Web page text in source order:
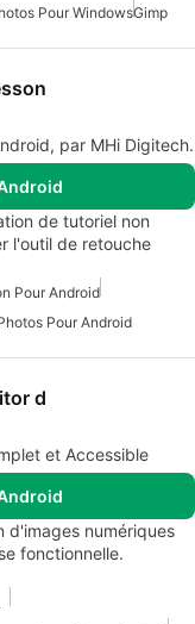
Pour WindowsGimp
par MHi Digitech.
de tutoriel non
l'outil de retouche
Pour Android
Pour Android
d
et Accessible
d'images numériques
fonctionnelle.